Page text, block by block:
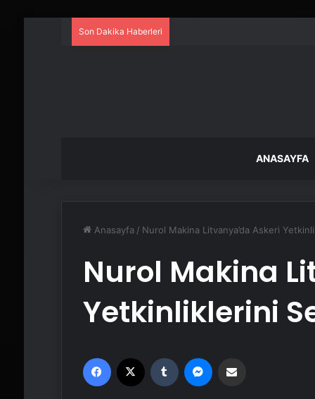
Son Dakika Haberleri
ANASAYFA
Anasayfa / Nurol Makina Litvanya’da Askeri
Nurol Makina
Yetkinliklerini
Facebook Tumblr